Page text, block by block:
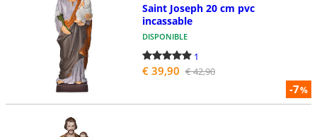
-7%
Saint Joseph 20 cm pvc
incassable
DISPONIBLE
1
€ 39,90 € 42,90